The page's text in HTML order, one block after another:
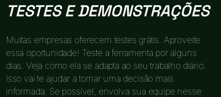
TESTES E DEMONSTRAÇÕES
Muitas empresas oferecem testes grátis. Aproveite
essa oportunidade! Teste a ferramenta por alguns
dias. Veja como ela se adapta ao seu trabalho diário.
Isso vai te ajudar a tomar uma decisão mais
informada. Se possível, envolva sua equipe nesse